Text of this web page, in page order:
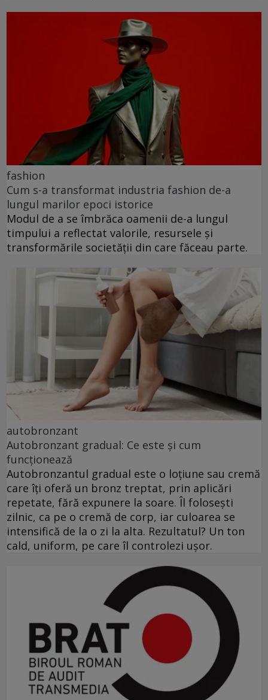
fashion
Cum s-a transformat industria fashion de-a
lungul marilor epoci istorice
Modul de a se îmbrăca oamenii de-a lungul
timpului a reflectat valorile, resursele și
transformările societății din care făceau parte.
autobronzant
Autobronzant gradual: Ce este și cum
funcționează
Autobronzantul gradual este o loțiune sau cremă
care îți oferă un bronz treptat, prin aplicări
repetate, fără expunere la soare. Îl folosești
zilnic, ca pe o cremă de corp, iar culoarea se
intensifică de la o zi la alta. Rezultatul? Un ton
cald, uniform, pe care îl controlezi ușor.